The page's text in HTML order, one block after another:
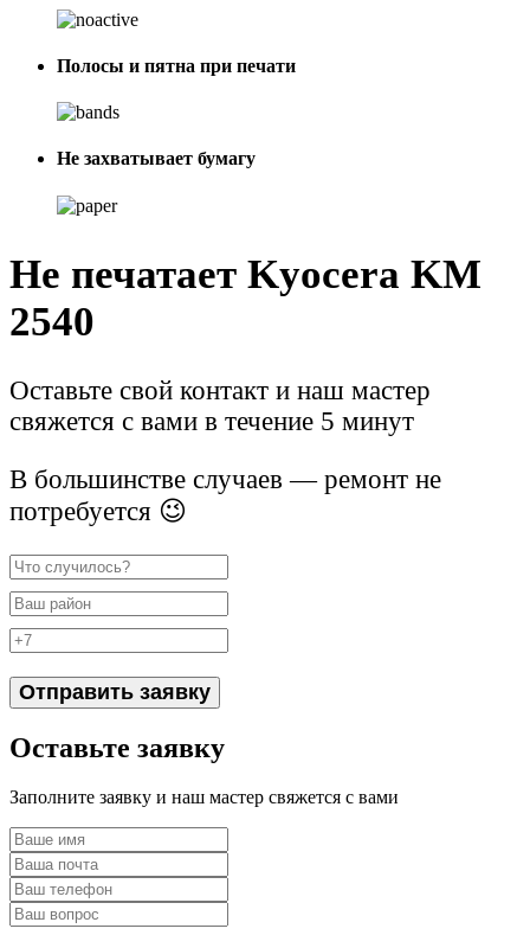
Полосы и пятна при печати
Не захватывает бумагу
Не печатает Kyocera KM
2540
Оставьте свой контакт и наш мастер
свяжется с вами в течение 5 минут
В большинстве случаев — ремонт не
потребуется 😉
Отправить заявку
Оставьте заявку
Заполните заявку и наш мастер свяжется с вами